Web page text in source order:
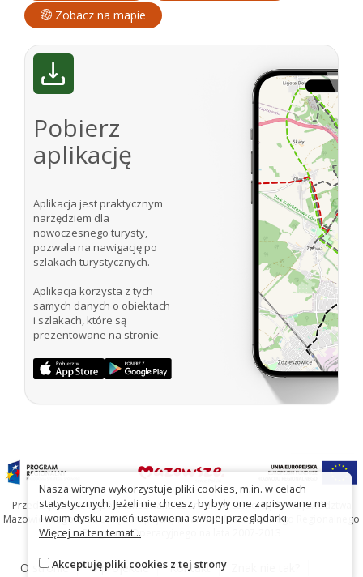
Zobacz na mapie
Pobierz
aplikację
Aplikacja jest praktycznym
narzędziem dla
nowoczesnego turysty,
pozwala na nawigację po
szlakach turystycznych.
Aplikacja korzysta z tych
samych danych o obiektach
i szlakach, które są
prezentowane na stronie.
Przedsięwzięcie współfinansowane ze środków Samorządu Województwa
Mazowieckiego oraz Unię Europejską w ramach Mazowieckiego Regionalnego
Programu Operacyjnego na lata 2007-2013
O stronie O projekcie Kontakt
Nasza witryna wykorzystuje pliki cookies, m.in. w celach
statystycznych. Jeżeli nie chcesz, by były one zapisywane na
Twoim dysku zmień ustawienia swojej przeglądarki.
Więcej na ten temat...
Akceptuję pliki cookies z tej strony